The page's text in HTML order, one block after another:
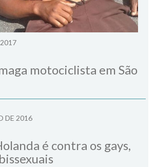
motociclista em São
DE 2016
é contra os gays,